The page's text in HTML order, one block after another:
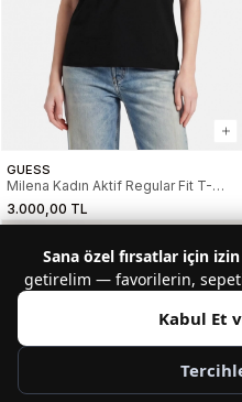
GUESS
Milena Kadın Aktif Regular Fit T-
Shirt
3.000,00 TL
Sana özel fırsatlar için
getirelim — favorilerin,
Kabul Et